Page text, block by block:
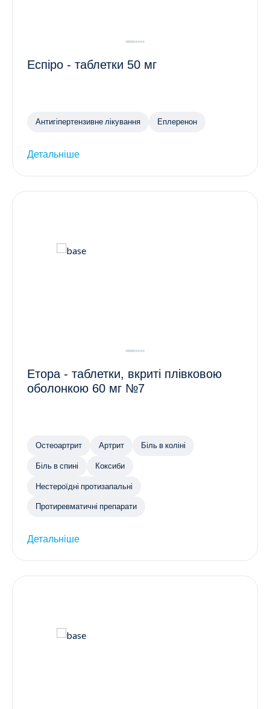
Еспіро - таблетки 50 мг
Антигіпертензивне лікування Еплеренон
Детальніше
Етора - таблетки, вкриті плівковою
оболонкою 60 мг №7
Остеоартрит Артрит Біль в коліні
Біль в спині Коксиби
Нестероїдні протизапальні
Протиревматичні препарати
Детальніше